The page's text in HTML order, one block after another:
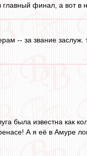
финал, а вот в
-- за звание
была известна как
А я её в Амуре